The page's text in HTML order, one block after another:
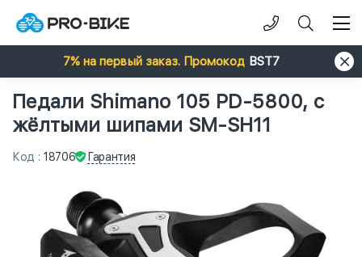
7% на первый заказ. Промокод BST7
Педали Shimano 105 PD-5800, с
жёлтыми шипами SM-SH11
Код : 18706 Гарантия